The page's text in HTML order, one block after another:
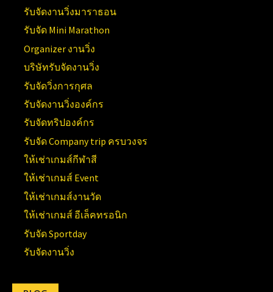
รับจัดงานวิ่งมาราธอน
รับจัด Mini Marathon
Organizer งานวิ่ง
บริษัทรับจัดงานวิ่ง
รับจัดวิ่งการกุศล
รับจัดงานวิ่งองค์กร
รับจัดทริปองค์กร
รับจัด Company trip ครบวงจร
ให้เช่าเกมส์กีฬาสี
ให้เช่าเกมส์ Event
ให้เช่าเกมส์งานวัด
ให้เช่าเกมส์ อีเล็คทรอนิก
รับจัด Sportday
รับจัดงานวิ่ง